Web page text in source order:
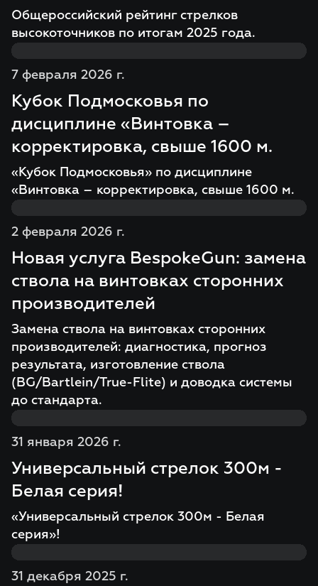
Общероссийский рейтинг стрелков
высокоточников по итогам 2025 года.
7 февраля 2026 г.
Кубок Подмосковья по
дисциплине «Винтовка –
корректировка, свыше 1600 м.
«Кубок Подмосковья» по дисциплине
«Винтовка – корректировка, свыше 1600 м.
2 февраля 2026 г.
Новая услуга BespokeGun: замена
ствола на винтовках сторонних
производителей
Замена ствола на винтовках сторонних
производителей: диагностика, прогноз
результата, изготовление ствола
(BG/Bartlein/True-Flite) и доводка системы
до стандарта.
31 января 2026 г.
Универсальный стрелок 300м -
Белая серия!
«Универсальный стрелок 300м - Белая
серия»!
31 декабря 2025 г.